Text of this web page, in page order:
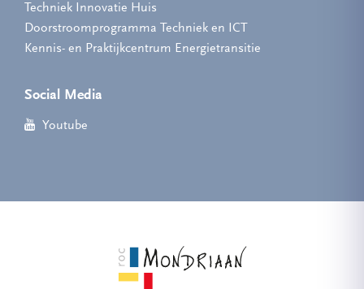
Techniek Innovatie Huis
Doorstroomprogramma Techniek en ICT
Kennis- en Praktijkcentrum Energietransitie
Social Media
Youtube